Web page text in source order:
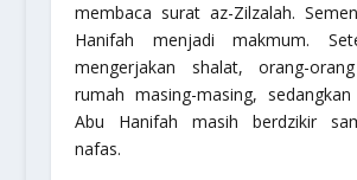
membaca surat az-Zilzalah.
Hanifah menjadi makmum.
mengerjakan shalat, orang-
rumah masing-masing,
Abu Hanifah masih berdzikir
nafas.